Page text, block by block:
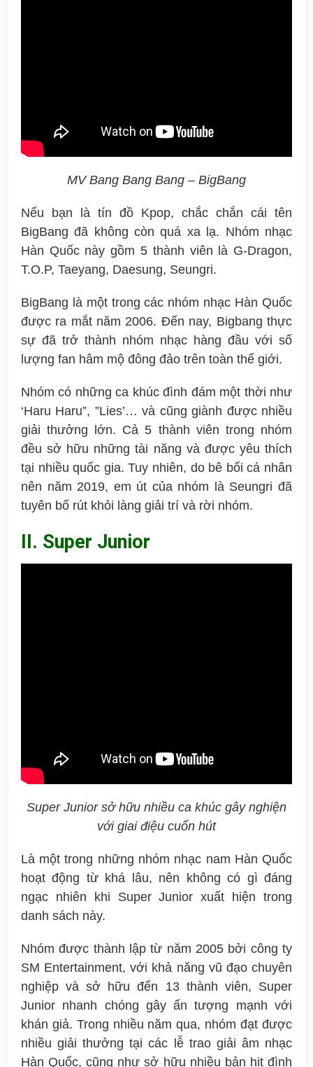
MV Bang Bang Bang – BigBang
Nếu bạn là tín đồ Kpop, chắc chắn cái tên
BigBang đã không còn quá xa lạ. Nhóm nhạc
Hàn Quốc này gồm 5 thành viên là G-Dragon,
T.O.P, Taeyang, Daesung, Seungri.
BigBang là một trong các nhóm nhạc Hàn Quốc
được ra mắt năm 2006. Đến nay, Bigbang thực
sự đã trở thành nhóm nhạc hàng đầu với số
lượng fan hâm mộ đông đảo trên toàn thế giới.
Nhóm có những ca khúc đình đám một thời như
‘Haru Haru”, ”Lies’… và cũng giành được nhiều
giải thưởng lớn. Cả 5 thành viên trong nhóm
đều sở hữu những tài năng và được yêu thích
tại nhiều quốc gia. Tuy nhiên, do bê bối cá nhân
nên năm 2019, em út của nhóm là Seungri đã
tuyên bố rút khỏi làng giải trí và rời nhóm.
II. Super Junior
Super Junior sở hữu nhiều ca khúc gây nghiện
với giai điệu cuốn hút
Là một trong những nhóm nhạc nam Hàn Quốc
hoạt động từ khá lâu, nên không có gì đáng
ngạc nhiên khi Super Junior xuất hiện trong
danh sách này.
Nhóm được thành lập từ năm 2005 bởi công ty
SM Entertainment, với khả năng vũ đạo chuyên
nghiệp và sở hữu đến 13 thành viên, Super
Junior nhanh chóng gây ấn tượng mạnh với
khán giả. Trong nhiều năm qua, nhóm đạt được
nhiều giải thưởng tại các lễ trao giải âm nhạc
Hàn Quốc, cũng như sở hữu nhiều bản hit đình